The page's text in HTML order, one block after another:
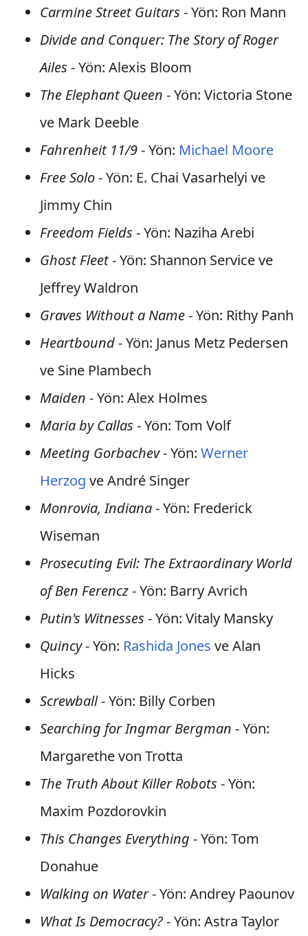
Carmine Street Guitars - Yön: Ron Mann
Divide and Conquer: The Story of Roger
Ailes - Yön: Alexis Bloom
The Elephant Queen - Yön: Victoria Stone
ve Mark Deeble
Fahrenheit 11/9- Yön: Michael Moore
Free Solo- Yön: E. Chai Vasarhelyi ve
Jimmy Chin
Freedom Fields - Yön: Naziha Arebi
Ghost Fleet- Yön: Shannon Service ve
Jeffrey Waldron
Graves Without a Name- Yön: Rithy Panh
Heartbound- Yön: Janus Metz Pedersen
ve Sine Plambech
Maiden - Yön: Alex Holmes
Maria by Callas - Yön: Tom Volf
Meeting Gorbachev- Yön: Werner
Herzog ve André Singer
Monrovia, Indiana- Yön: Frederick
Wiseman
Prosecuting Evil: The Extraordinary World
of Ben Ferencz- Yön: Barry Avrich
Putin's Witnesses - Yön: Vitaly Mansky
Quincy- Yön: Rashida Jones ve Alan
Hicks
Screwball- Yön: Billy Corben
Searching for Ingmar Bergman - Yön:
Margarethe von Trotta
The Truth About Killer Robots - Yön:
Maxim Pozdorovkin
This Changes Everything - Yön: Tom
Donahue
Walking on Water- Yön: Andrey Paounov
What Is Democracy?- Yön: Astra Taylor